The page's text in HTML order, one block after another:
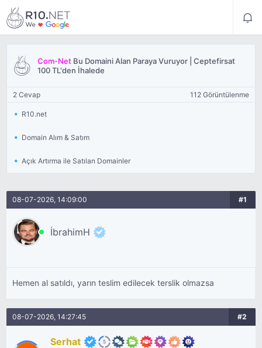
Com-Net Bu Domaini Alan Paraya Vuruyor | Ceptefirsat
100 TL'den İhalede
2 Cevap 112 Görüntülenme
R10.net
Domain Alım & Satım
Açık Artırma ile Satılan Domainler
08-07-2026, 14:09:00 #1
İbrahimH
Hemen al satıldı, yarın teslim edilecek terslik olmazsa
08-07-2026, 14:27:45 #2
Serhat